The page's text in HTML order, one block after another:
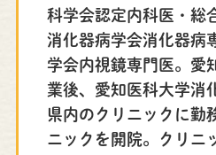
科学会認定内科医・総
消化器病学会消化器病
学会内視鏡専門医。愛
業後、愛知医科大学消
県内のクリニックに勤
ニックを開院。クリニ